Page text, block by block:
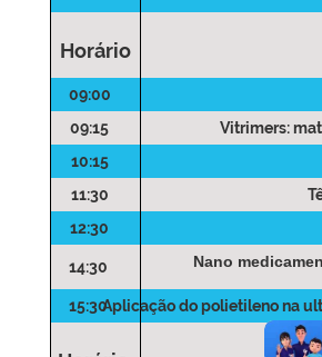
Horário
09:00
09:15
Vitrimers:
10:15
11:30
12:30
14:30 Nano
15:30Aplicação do polietileno na